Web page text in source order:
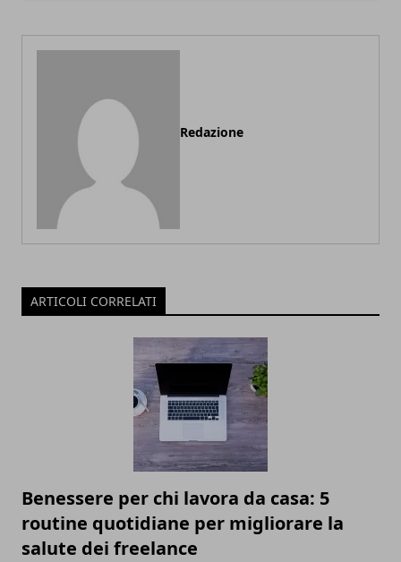
Redazione
ARTICOLI CORRELATI
Benessere per chi lavora da casa: 5
routine quotidiane per migliorare la
salute dei freelance